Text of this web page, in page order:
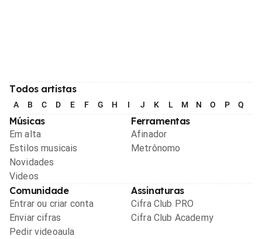
Todos artistas
A B C D E F G H I J K L M N O P Q
Músicas
Em alta
Estilos musicais
Novidades
Videos
Ferramentas
Afinador
Metrônomo
Comunidade
Entrar ou criar conta
Enviar cifras
Pedir videoaula
Assinaturas
Cifra Club PRO
Cifra Club Academy